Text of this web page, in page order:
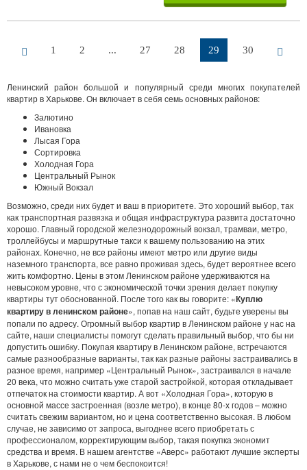
1 2 ... 27 28 29 30
Ленинский район большой и популярный среди многих покупателей
квартир в Харькове. Он включает в себя семь основных районов:
Залютино
Ивановка
Лысая Гора
Сортировка
Холодная Гора
Центральный Рынок
Южный Вокзал
Возможно, среди них будет и ваш в приоритете. Это хороший выбор, так
как транспортная развязка и общая инфраструктура развита достаточно
хорошо. Главный городской железнодорожный вокзал, трамваи, метро,
троллейбусы и маршрутные такси к вашему пользованию на этих
районах. Конечно, не все районы имеют метро или другие виды
наземного транспорта, все равно проживая здесь, будет вероятнее всего
жить комфортно. Цены в этом Ленинском районе удерживаются на
невысоком уровне, что с экономической точки зрения делает покупку
квартиры тут обоснованной. После того как вы говорите: «Куплю
квартиру в ленинском районе», попав на наш сайт, будьте уверены вы
попали по адресу. Огромный выбор квартир в Ленинском районе у нас на
сайте, наши специалисты помогут сделать правильный выбор, что бы ни
допустить ошибку. Покупая квартиру в Ленинском районе, встречаются
самые разнообразные варианты, так как разные районы застраивались в
разное время, например «Центральный Рынок», застраивался в начале
20 века, что можно считать уже старой застройкой, которая откладывает
отпечаток на стоимости квартир. А вот «Холодная Гора», которую в
основной массе застроенная (возле метро), в конце 80-х годов – можно
считать свежим вариантом, но и цена соответственно высокая. В любом
случае, не зависимо от запроса, выгоднее всего приобретать с
профессионалом, корректирующим выбор, такая покупка экономит
средства и время. В нашем агентстве «Аверс» работают лучшие эксперты
в Харькове, с нами не о чем беспокоится!